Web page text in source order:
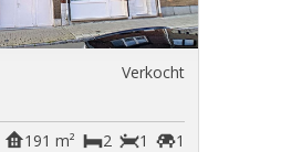
Verkocht
1
1
2
191 m²